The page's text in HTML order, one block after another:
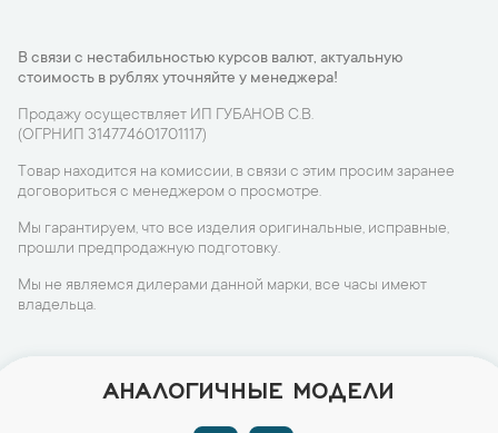
В связи с нестабильностью курсов валют, актуальную
стоимость в рублях уточняйте у менеджера!
Продажу осуществляет ИП ГУБАНОВ С.В.
(ОГРНИП 314774601701117)
Товар находится на комиссии, в связи с этим просим заранее
договориться с менеджером о просмотре.
Мы гарантируем, что все изделия оригинальные, исправные,
прошли предпродажную подготовку.
Мы не являемся дилерами данной марки, все часы имеют
владельца.
АНАЛОГИЧНЫЕ МОДЕЛИ